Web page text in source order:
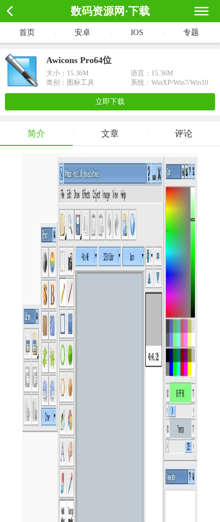
数码资源网·下载
首页 安卓 IOS 专题
Awicons Pro64位
大小： 15.36M
语言：15.36M
类别：图标工具
系统：WinXP/Win7/Win10
立即下载
简介 文章 评论